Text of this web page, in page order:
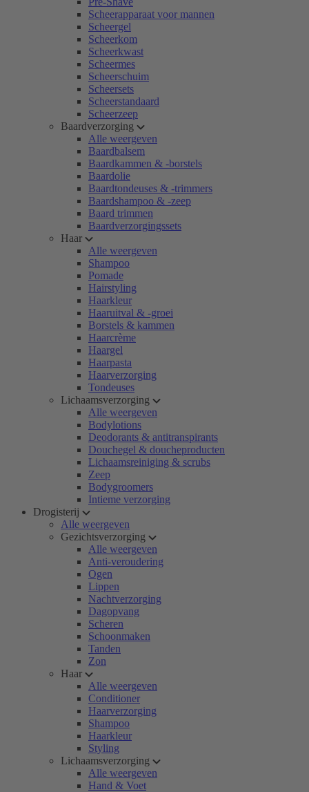
Scheerapparaat voor mannen
Scheergel
Scheerkom
Scheerkwast
Scheermes
Scheerschuim
Scheersets
Scheerstandaard
Scheerzeep
Baardverzorging
Alle weergeven
Baardbalsem
Baardkammen & -borstels
Baardolie
Baardtondeuses & -trimmers
Baardshampoo & -zeep
Baard trimmen
Baardverzorgingssets
Haar
Alle weergeven
Shampoo
Pomade
Hairstyling
Haarkleur
Haaruitval & -groei
Borstels & kammen
Haarcrème
Haargel
Haarpasta
Haarverzorging
Tondeuses
Lichaamsverzorging
Alle weergeven
Bodylotions
Deodorants & antitranspirants
Douchegel & doucheproducten
Lichaamsreiniging & scrubs
Zeep
Bodygroomers
Intieme verzorging
Drogisterij
Alle weergeven
Gezichtsverzorging
Alle weergeven
Anti-veroudering
Ogen
Lippen
Nachtverzorging
Dagopvang
Scheren
Schoonmaken
Tanden
Zon
Haar
Alle weergeven
Conditioner
Haarverzorging
Shampoo
Haarkleur
Styling
Lichaamsverzorging
Alle weergeven
Hand & Voet